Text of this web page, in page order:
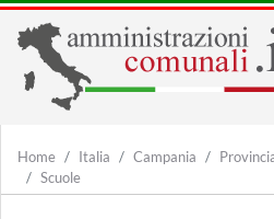
Home Italia Campania
Scuole